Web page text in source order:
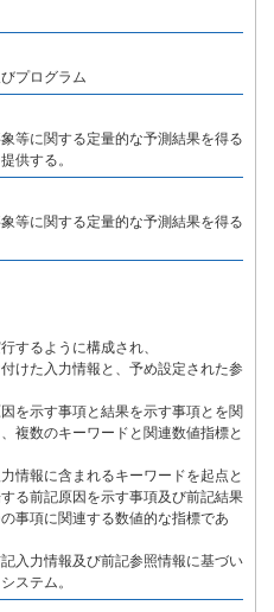
プログラム
等に関する定量的な予測結果を得る
供する。
等に関する定量的な予測結果を得る
するように構成され、
けた入力情報と、予め設定された参
を示す事項と結果を示す事項とを関
複数のキーワードと関連数値指標と
情報に含まれるキーワードを起点と
る前記原因を示す事項及び前記結果
事項に関連する数値的な指標であ
入力情報及び前記参照情報に基づい
ステム。